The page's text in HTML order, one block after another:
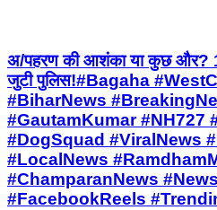
अ/पहरण की आशंका या कुछ और?
जुटी पुलिस!#Bagaha
#BiharNews
#GautamKumar #NH727
#DogSquad #ViralNews
#LocalNews
#ChamparanNews
#FacebookReels